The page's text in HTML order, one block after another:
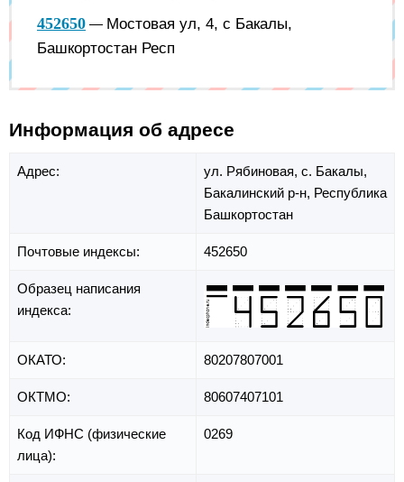
452650 — Мостовая ул, 4, с Бакалы,
Башкортостан Респ
Информация об адресе
Адрес: ул. Рябиновая, с. Бакалы,
Бакалинский р-н, Республика
Башкортостан
Почтовые индексы: 452650
Образец написания
индекса:
ОКАТО: 80207807001
ОКТМО: 80607407101
Код ИФНС (физические
лица):
0269